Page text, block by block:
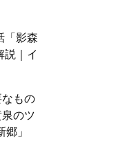
「影森
説｜イ
もの
のツ
」